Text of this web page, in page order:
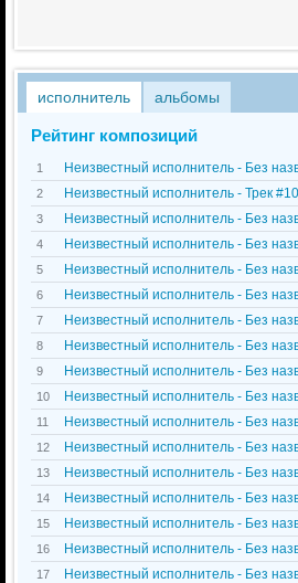
исполнитель альбомы
Рейтинг композиций
1 Неизвестный исполнитель - Без
2 Неизвестный исполнитель - Трек #10
3 Неизвестный исполнитель - Без
4 Неизвестный исполнитель - Без
5 Неизвестный исполнитель - Без
6 Неизвестный исполнитель - Без
7 Неизвестный исполнитель - Без
8 Неизвестный исполнитель - Без
9 Неизвестный исполнитель - Без
10 Неизвестный исполнитель - Без
11 Неизвестный исполнитель - Без
12 Неизвестный исполнитель - Без
13 Неизвестный исполнитель - Без
14 Неизвестный исполнитель - Без
15 Неизвестный исполнитель - Без
16 Неизвестный исполнитель - Без
17 Неизвестный исполнитель - Без